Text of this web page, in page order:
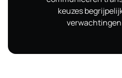
keuzes